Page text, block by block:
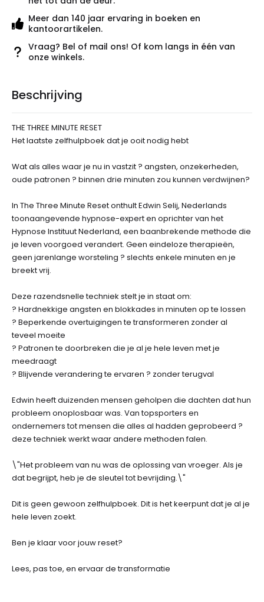
Meer dan 140 jaar ervaring in boeken en
kantoorartikelen.
Vraag? Bel of mail ons! Of kom langs in één van
onze winkels.
Beschrijving
THE THREE MINUTE RESET
Het laatste zelfhulpboek dat je ooit nodig hebt
Wat als alles waar je nu in vastzit ? angsten, onzekerheden,
oude patronen ? binnen drie minuten zou kunnen verdwijnen?
In The Three Minute Reset onthult Edwin Selij, Nederlands
toonaangevende hypnose-expert en oprichter van het
Hypnose Instituut Nederland, een baanbrekende methode die
je leven voorgoed verandert. Geen eindeloze therapieën,
geen jarenlange worsteling ? slechts enkele minuten en je
breekt vrij.
Deze razendsnelle techniek stelt je in staat om:
? Hardnekkige angsten en blokkades in minuten op te lossen
? Beperkende overtuigingen te transformeren zonder al
teveel moeite
? Patronen te doorbreken die je al je hele leven met je
meedraagt
? Blijvende verandering te ervaren ? zonder terugval
Edwin heeft duizenden mensen geholpen die dachten dat hun
probleem onoplosbaar was. Van topsporters en
ondernemers tot mensen die alles al hadden geprobeerd ?
deze techniek werkt waar andere methoden falen.
\"Het probleem van nu was de oplossing van vroeger. Als je
dat begrijpt, heb je de sleutel tot bevrijding.\"
Dit is geen gewoon zelfhulpboek. Dit is het keerpunt dat je al je
hele leven zoekt.
Ben je klaar voor jouw reset?
Lees, pas toe, en ervaar de transformatie